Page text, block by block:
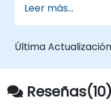
Utilizar el
modelos de
Automatizar
Leer más...
Última
Reseñas(10)